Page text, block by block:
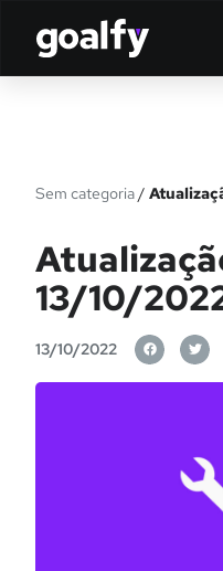
Sem categoria/
13/10/
13/10/2022